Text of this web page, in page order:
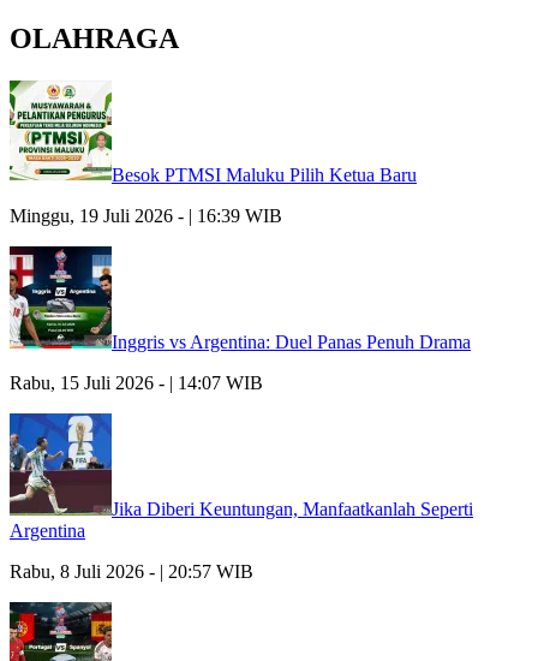
OLAHRAGA
Besok PTMSI Maluku Pilih Ketua Baru
Minggu, 19 Juli 2026 - | 16:39 WIB
Inggris vs Argentina: Duel Panas Penuh Drama
Rabu, 15 Juli 2026 - | 14:07 WIB
Jika Diberi Keuntungan, Manfaatkanlah Seperti
Argentina
Rabu, 8 Juli 2026 - | 20:57 WIB